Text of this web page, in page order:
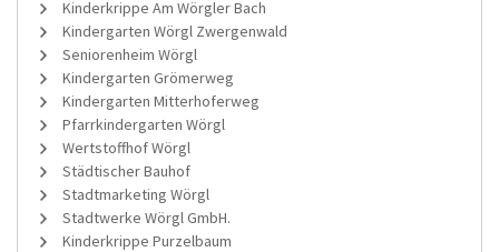
Kinderkrippe Am Wörgler Bach
Kindergarten Wörgl Zwergenwald
Seniorenheim Wörgl
Kindergarten Grömerweg
Kindergarten Mitterhoferweg
Pfarrkindergarten Wörgl
Wertstoffhof Wörgl
Städtischer Bauhof
Stadtmarketing Wörgl
Stadtwerke Wörgl GmbH.
Kinderkrippe Purzelbaum